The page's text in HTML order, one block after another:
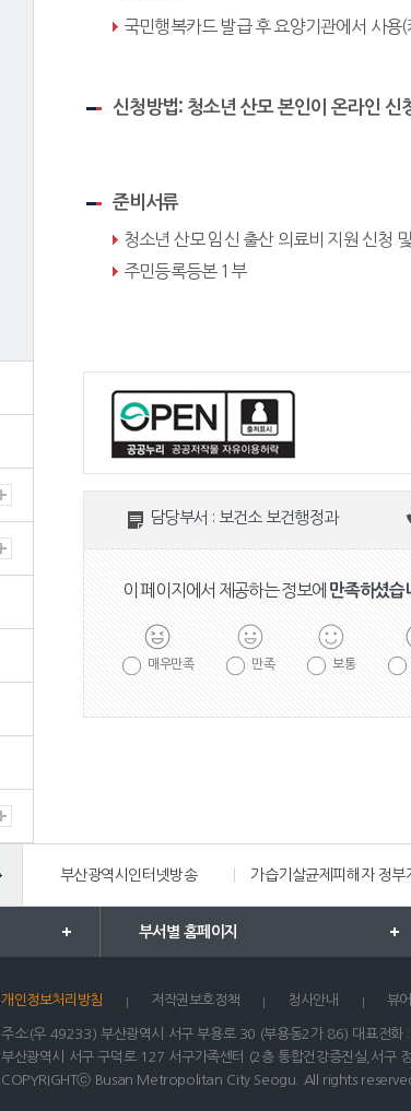
국민행복카드 발급 후 요양기관에서 사
신청방법: 청소년 산모 본인이 온라인 신
준비서류
청소년 산모 임신 출산 의료비 지원 신청
주민등록등본 1부
담당부서 : 보건소 보건행정과
이 페이지에서 제공하는 정보에 만족하셨습
매우만족 만족 보통
부산광역시인터넷방송 가습기살균제피해자 정부
부서별 홈페이지
개인정보처리방침 저작권보호정책 청사안내 뷰
주소:(우 49233) 부산광역시 서구 부용로 30 (부용동2가 86) 대표전
부산광역시 서구 구덕로 127 서구가족센터 (2층 통합건강증진실,서구
COPYRIGHTⓒ Busan Metropolitan City Seogu. All rights